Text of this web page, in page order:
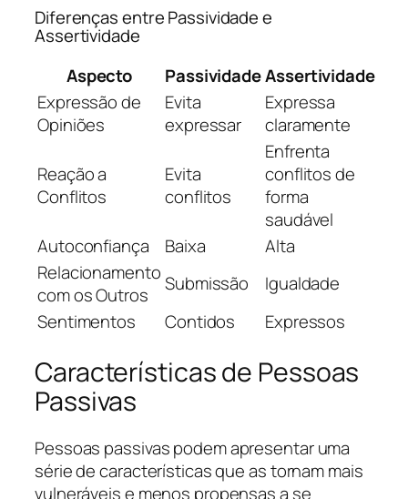
Diferenças entre Passividade e
Assertividade
Aspecto
PassividadeAssertividade
Expressão de
Opiniões
Evita
expressar
Expressa
claramente
Reação a
Conflitos
Evita
conflitos
Enfrenta
conflitos de
forma
saudável
Autoconfiança
Baixa
Alta
Relacionamento
com os Outros
Submissão
Igualdade
Sentimentos
Contidos Expressos
Características de Pessoas
Passivas
Pessoas passivas podem apresentar uma
série de características que as tornam mais
vulneráveis e menos propensas a se